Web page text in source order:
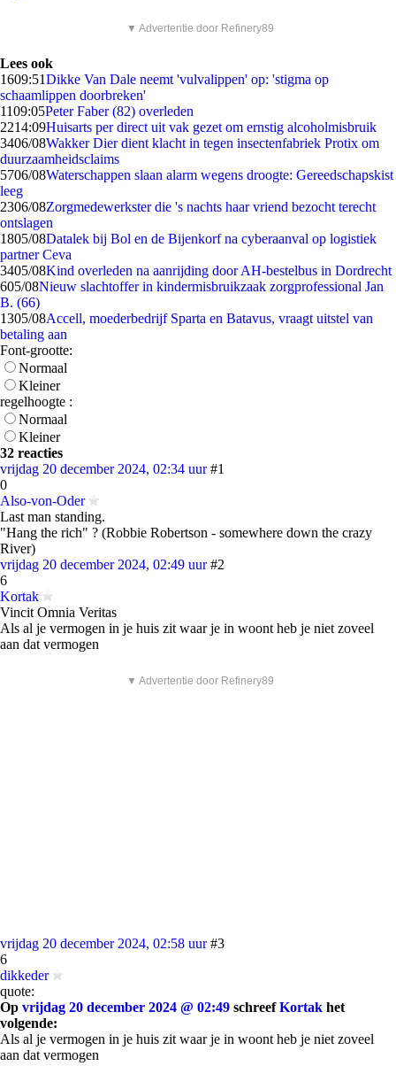
▼ Advertentie door Refinery89
Lees ook
1609:51Dikke Van Dale neemt 'vulvalippen' op: 'stigma op
schaamlippen doorbreken'
1109:05Peter Faber (82) overleden
2214:09Huisarts per direct uit vak gezet om ernstig alcoholmisbruik
3406/08Wakker Dier dient klacht in tegen insectenfabriek Protix om
duurzaamheidsclaims
5706/08Waterschappen slaan alarm wegens droogte: Gereedschapskist
leeg
2306/08Zorgmedewerkster die 's nachts haar vriend bezocht terecht
ontslagen
1805/08Datalek bij Bol en de Bijenkorf na cyberaanval op logistiek
partner Ceva
3405/08Kind overleden na aanrijding door AH-bestelbus in Dordrecht
605/08Nieuw slachtoffer in kindermisbruikzaak zorgprofessional Jan
B. (66)
1305/08Accell, moederbedrijf Sparta en Batavus, vraagt uitstel van
betaling aan
Font-grootte:
Normaal
Kleiner
regelhoogte :
Normaal
Kleiner
32 reacties
vrijdag 20 december 2024, 02:34 uur #1
0
Also-von-Oder
Last man standing.
"Hang the rich" ? (Robbie Robertson - somewhere down the crazy
River)
vrijdag 20 december 2024, 02:49 uur #2
6
Kortak
Vincit Omnia Veritas
Als al je vermogen in je huis zit waar je in woont heb je niet zoveel
aan dat vermogen
▼ Advertentie door Refinery89
vrijdag 20 december 2024, 02:58 uur #3
6
dikkeder
quote:
Op vrijdag 20 december 2024 @ 02:49 schreefKortak het
volgende:
Als al je vermogen in je huis zit waar je in woont heb je niet zoveel
aan dat vermogen